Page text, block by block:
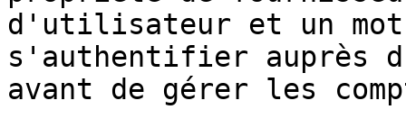
d'utilisateur et un mot
s'authentifier auprès
avant de gérer les